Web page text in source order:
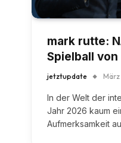
mark rutte:
Spielball von
jetztupdate
In der Welt der
Jahr 2026 kaum
Aufmerksamkeit